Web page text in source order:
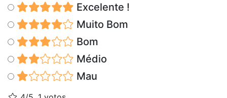
Excelente !
Muito Bom
Bom
Médio
Mau